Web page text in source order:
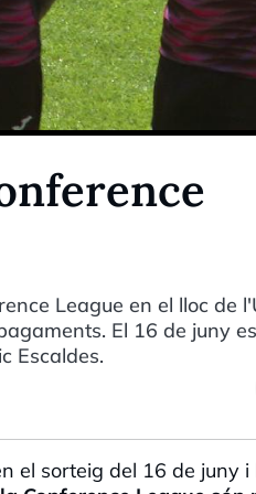
League en el lloc de
El 16 de juny
Escaldes.
el sorteig del 16 de juny i